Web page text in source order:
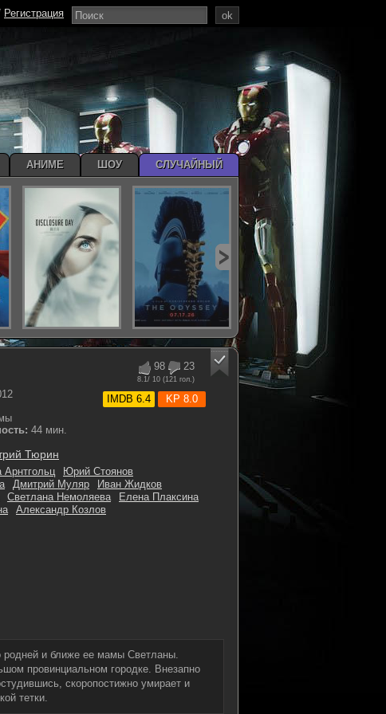
98 23
8.1/ 10 (121 гол.)
IMDB 6.4 KP 8.0
44 мин.
Тюрин
Арнтгольц
Юрий Стоянов
Дмитрий Муляр
Иван Жидков
Светлана Немоляева
Елена Плаксина
Александр Козлов
родней и ближе ее мамы Светланы.
провинциальном городке. Внезапно
скоропостижно умирает и
тетки.
ok
Регистрация
АНИМЕ ШОУ СЛУЧАЙНЫЙ